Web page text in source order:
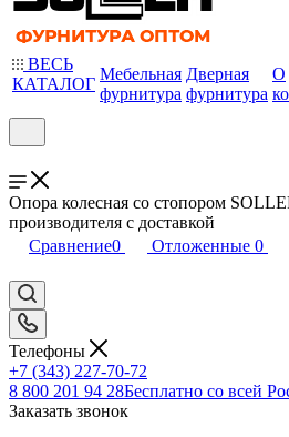
ВЕСЬ
КАТАЛОГ
Мебельная
фурнитура
Дверная
фурнитура
О
Опора колесная со стопором
производителя с доставкой
Сравнение0 Отложенные 0
Телефоны
+7 (343) 227-70-72
8 800 201 94 28Бесплатно со всей
Заказать звонок